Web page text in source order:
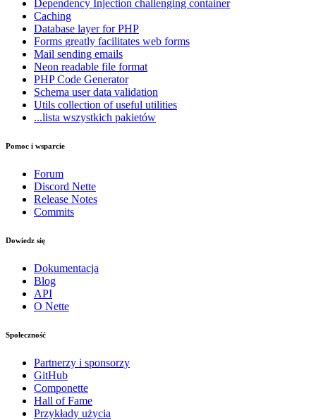
Dependency Injection challenging container
Caching
Database layer for PHP
Forms greatly facilitates web forms
Mail sending emails
Neon readable file format
PHP Code Generator
Schema user data validation
Utils collection of useful utilities
...lista wszystkich pakietów
Pomoc i wsparcie
Forum
Discord Nette
Release Notes
Commits
Dowiedz się
Dokumentacja
Blog
API
O Nette
Społeczność
Partnerzy i sponsorzy
GitHub
Componette
Hall of Fame
Przykłady użycia